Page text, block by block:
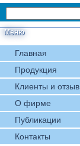
Меню
Главная
Продукция
Клиенты и
О фирме
Публикации
Контакты